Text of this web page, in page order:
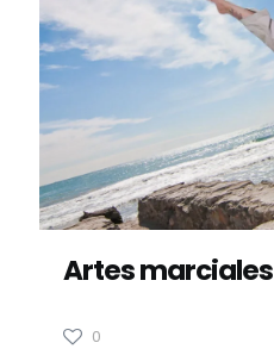
Artes marciales
0